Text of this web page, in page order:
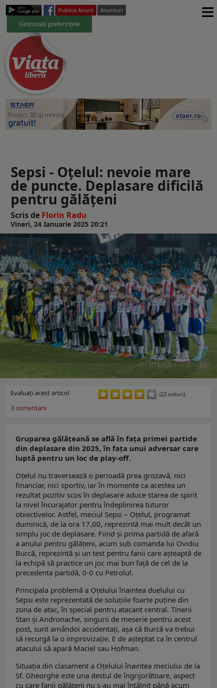
Publica Anunt Anunturi
Gestionați preferințele ≡
Sepsi - Oțelul: nevoie mare
de puncte. Deplasare dificilă
pentru gălățeni
Scris de Florin Radu
Vineri, 24 Ianuarie 2025 20:21
Evaluaţi acest articol (22 voturi)
3comentarii
Gruparea gălățeană se află în fața primei partide
din deplasare din 2025, în fața unui adversar care
luptă pentru un loc de play-off.
Oțelul nu traversează o perioadă prea grozavă, nici
financiar, nici sportiv, iar în momente ca acestea un
rezultat pozitiv scos în deplasare aduce starea de spirit
la nivel încurajator pentru îndeplinirea tuturor
obiectivelor. Astfel, meciul Sepsi – Oțelul, programat
duminică, de la ora 17,00, reprezintă mai mult decât un
simplu joc de deplasare. Fiind și prima partidă de afară
a anului pentru gălățeni, acum sub comanda lui Ovidiu
Burcă, reprezintă și un test pentru fanii care așteaptă de
la echipă să practice un joc mai bun față de cel de la
precedenta partidă, 0-0 cu Petrolul.
Principala problemă a Oțelului înaintea duelului cu
Sepsi este reprezentată de soluțiile foarte puține din
zona de atac, în special pentru atacant central. Tinerii
Stan și Andronache, singurii de meserie pentru acest
post, sunt amândoi accidentați, așa că Burcă va trebui
să recurgă la o improvizație. E de așteptat ca în centrul
atacului să apară Maciel sau Hofman.
Situația din clasament a Oțelului înaintea meciului de la
Sf. Gheorghe este una destul de îngrijorătoare, aspect
cu care fanii gălățeni nu s-au mai întâlnit până acum